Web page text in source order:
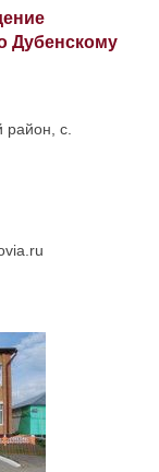
Дубенскому
район, с.